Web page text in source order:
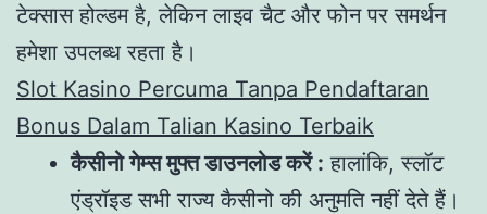
टेक्सास होल्डम है, लेकिन लाइव चैट और फोन पर समर्थन
हमेशा उपलब्ध रहता है।
Slot Kasino Percuma Tanpa Pendaftaran
Bonus Dalam Talian Kasino Terbaik
कैसीनो गेम्स मुफ्त डाउनलोड करें : हालांकि, स्लॉट
एंड्रॉइड सभी राज्य कैसीनो की अनुमति नहीं देते हैं।